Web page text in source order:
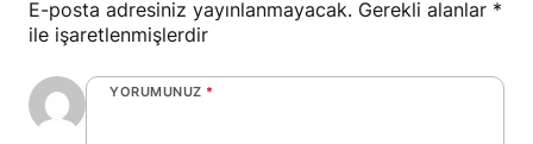
E-posta adresiniz yayınlanmayacak. Gerekli alanlar *
ile işaretlenmişlerdir
YORUMUNUZ *